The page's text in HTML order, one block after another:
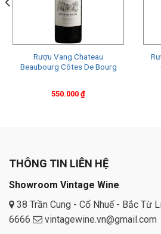
Rượu Vang Chateau
Beaubourg Côtes De Bourg
550.000 ₫
THÔNG TIN LIÊN HỆ
Showroom Vintage Wine
38 Trần Cung - Cổ Nhuế - Bắc Từ
6666
vintagewine.vn@gmail.com